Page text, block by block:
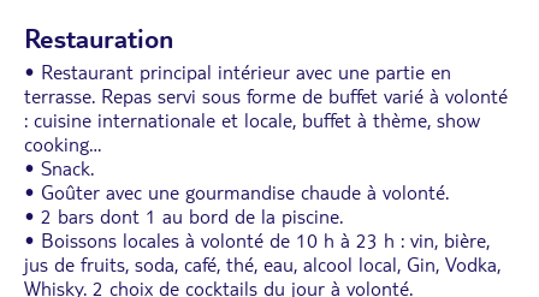
Restauration
• Restaurant principal intérieur avec une partie en
terrasse. Repas servi sous forme de buffet varié à volonté
: cuisine internationale et locale, buffet à thème, show
cooking…
• Snack.
• Goûter avec une gourmandise chaude à volonté.
• 2 bars dont 1 au bord de la piscine.
• Boissons locales à volonté de 10 h à 23 h : vin, bière,
jus de fruits, soda, café, thé, eau, alcool local, Gin, Vodka,
Whisky. 2 choix de cocktails du jour à volonté.